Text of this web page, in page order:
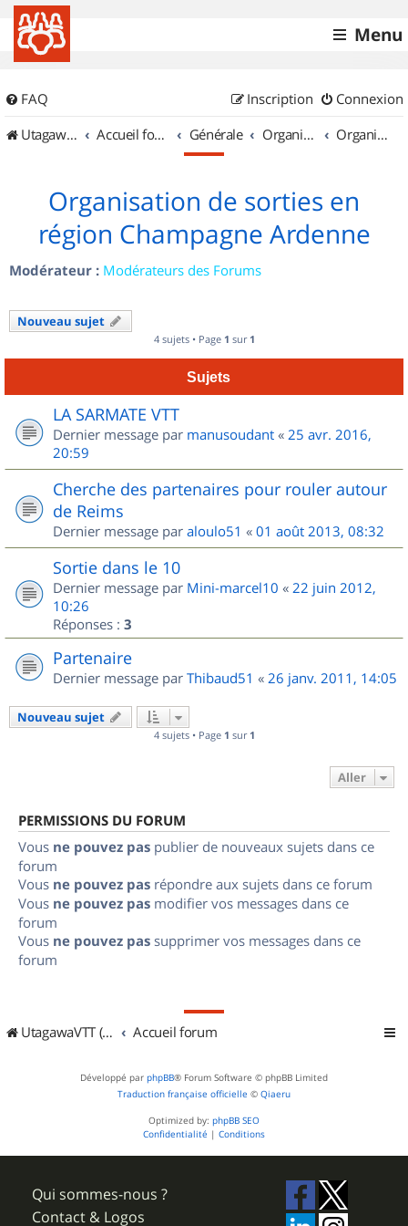
Menu
FAQ Connexion
Inscription
UtagawaVTT (Randos VTT et VTTAE avec traces GPS)
Accueil forum Générale Organisation de sorties & Recherche de partenaires Organisation de sorties en région Champagne Ardenne
Organisation de sorties en
région Champagne Ardenne
Modérateur : Modérateurs des Forums
Nouveau sujet
4 sujets • Page 1 sur 1
Sujets
LA SARMATE VTT
Dernier message par manusoudant « 25 avr. 2016,
20:59
Cherche des partenaires pour rouler autour
de Reims
Dernier message par aloulo51 « 01 août 2013, 08:32
Sortie dans le 10
Dernier message par Mini-marcel10 « 22 juin 2012,
10:26
Réponses : 3
Partenaire
Dernier message par Thibaud51 « 26 janv. 2011, 14:05
Nouveau sujet
4 sujets • Page 1 sur 1
Aller
PERMISSIONS DU FORUM
Vous ne pouvez pas publier de nouveaux sujets dans ce
forum
Vous ne pouvez pas répondre aux sujets dans ce forum
Vous ne pouvez pas modifier vos messages dans ce
forum
Vous ne pouvez pas supprimer vos messages dans ce
forum
UtagawaVTT (Randos VTT et VTTAE avec traces GPS) Accueil forum
Développé par phpBB® Forum Software © phpBB Limited
Traduction française officielle © Qiaeru
Optimized by: phpBB SEO
Confidentialité | Conditions
Qui sommes-nous ?
Contact & Logos